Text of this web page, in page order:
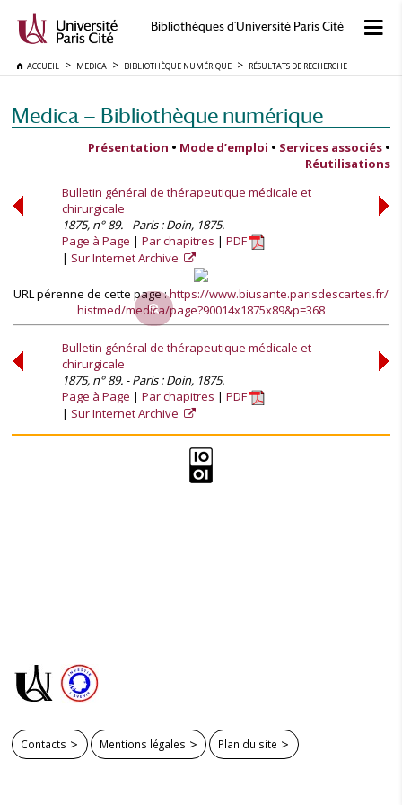
Bibliothèques d'Université Paris Cité
ACCUEIL MEDICA BIBLIOTHÈQUE NUMÉRIQUE RÉSULTATS DE RECHERCHE
Medica — Bibliothèque numérique
Présentation • Mode d’emploi • Services associés •
Réutilisations
Bulletin général de thérapeutique médicale et
chirurgicale
1875, n° 89. - Paris : Doin, 1875.
Page à Page
Par chapitres
PDF
Sur Internet Archive
URL pérenne de cette page :https://www.biusante.parisdescartes.fr/
histmed/medica/page?90014x1875x89&p=368
Bulletin général de thérapeutique médicale et
chirurgicale
1875, n° 89. - Paris : Doin, 1875.
Page à Page
Par chapitres
PDF
Sur Internet Archive
Contacts Mentions légales Plan du site